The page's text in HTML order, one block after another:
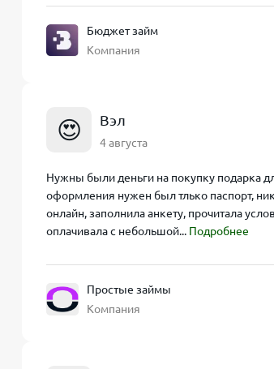
Бюджет займ
Компания
😍 Вэл
4 августа
Нужны были деньги на покупку подарка
оформления нужен был тлько паспорт,
онлайн, заполнила анкету, прочитала
оплачивала с небольшой... Подробнее
Простые займы
Компания